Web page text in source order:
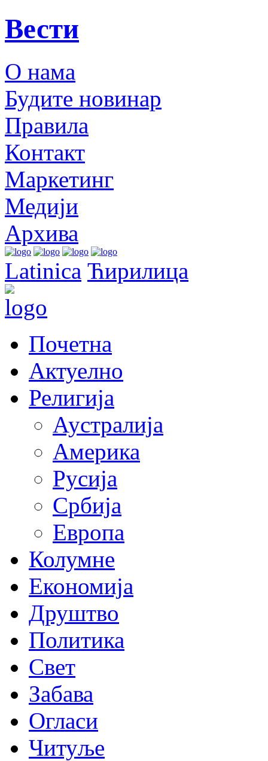
Вести
О нама
Будите новинар
Правила
Контакт
Маркетинг
Медији
Архива
Latinica Ћирилица
Почетна
Актуелно
Религија
Аустралија
Америка
Русија
Србија
Европа
Колумне
Економија
Друштво
Политика
Свет
Забава
Огласи
Читуље